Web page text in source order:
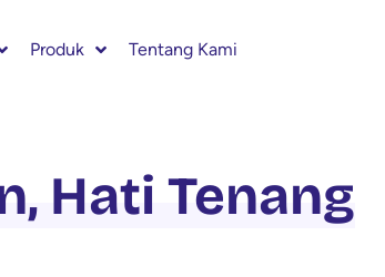
Produk Tentang Kami
Hati Tenang